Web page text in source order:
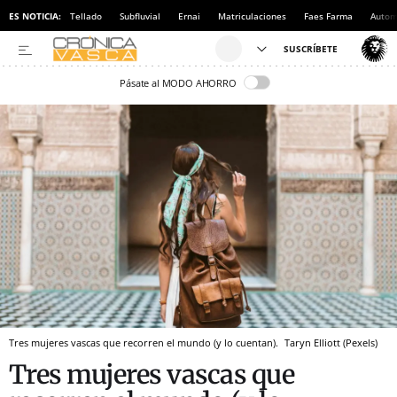
ES NOTICIA: Tellado Subfluvial Ernai Matriculaciones Faes Farma
Pásate al MODO AHORRO
Tres mujeres vascas que recorren el mundo (y lo cuentan). Taryn Elliott (Pexels)
Tres mujeres vascas que